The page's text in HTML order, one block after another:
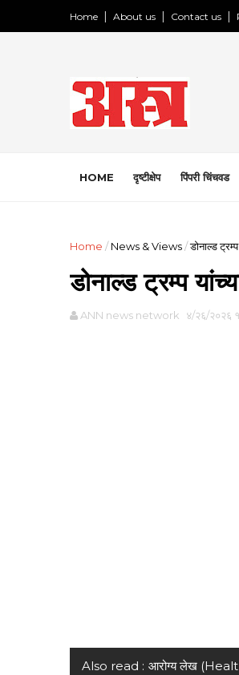
Home About us Contact us
HOME दृष्टीक्षेप पिंपरी चिंचवड
Home / News & Views/डोनाल्ड
डोनाल्ड ट्रम्प
ANN news network ४/२६/२०२६
Also read : आरोग्य लेख